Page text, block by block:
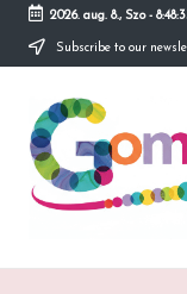
Skip
content
2026. aug. 8., Szo-
Subscribe to our